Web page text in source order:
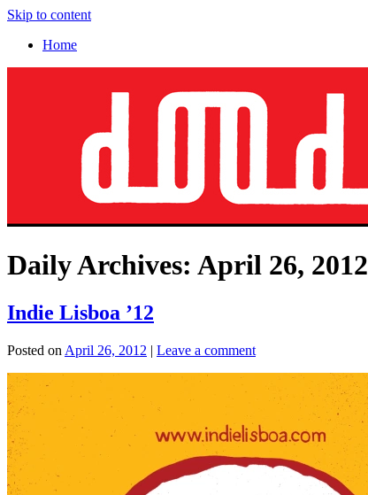
Skip to content
Home
Daily Archives: April 26, 2012
Indie Lisboa ’12
Posted on April 26, 2012 | Leave a comment